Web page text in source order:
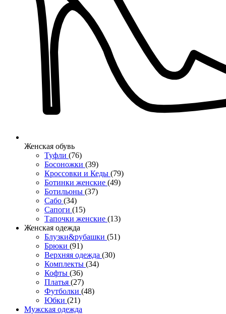
Женcкая обувь
Туфли (76)
Босоножки (39)
Кроссовки и Кеды (79)
Ботинки женские (49)
Ботильоны (37)
Сабо (34)
Сапоги (15)
Тапочки женские (13)
Женская одежда
Блузки&рубашки (51)
Брюки (91)
Верхняя одежда (30)
Комплекты (34)
Кофты (36)
Платья (27)
Футболки (48)
Юбки (21)
Мужская одежда